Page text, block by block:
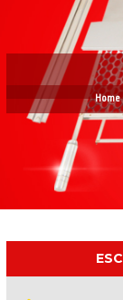
Home